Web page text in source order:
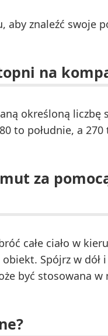
aby znaleźć swoje
na
określoną
to południe, a 270
za
całe ciało w
Spójrz w dół
być stosowana w